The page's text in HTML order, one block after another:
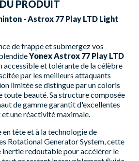
PRODUIT
- Astrox 77 Play LTD Light
de frappe et submergez vos
Yonex Astrox 77 Play LTD
accessible et tolérante de la célèbre
par les meilleurs attaquants
limitée se distingue par un coloris
toute beauté. Sa structure composée
de gamme garantit d'excellentes
une réactivité maximale.
tête et à la technologie de
Rotational Generator System, cette
inertie redoutable pour accélérer le